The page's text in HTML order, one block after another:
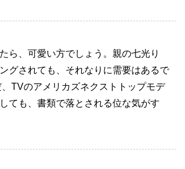
ら、可愛い方でしょう。親の七光り
グされても、それなりに需要はあるで
、TVのアメリカズネクストトップモデ
ても、書類で落とされる位な気がす